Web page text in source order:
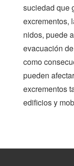
suciedad que
excrementos,
nidos, puede
evacuación
como
pueden
excrementos
edificios y